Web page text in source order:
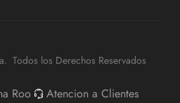
Todos los Derechos Reservados
Roo Atencion a Clientes